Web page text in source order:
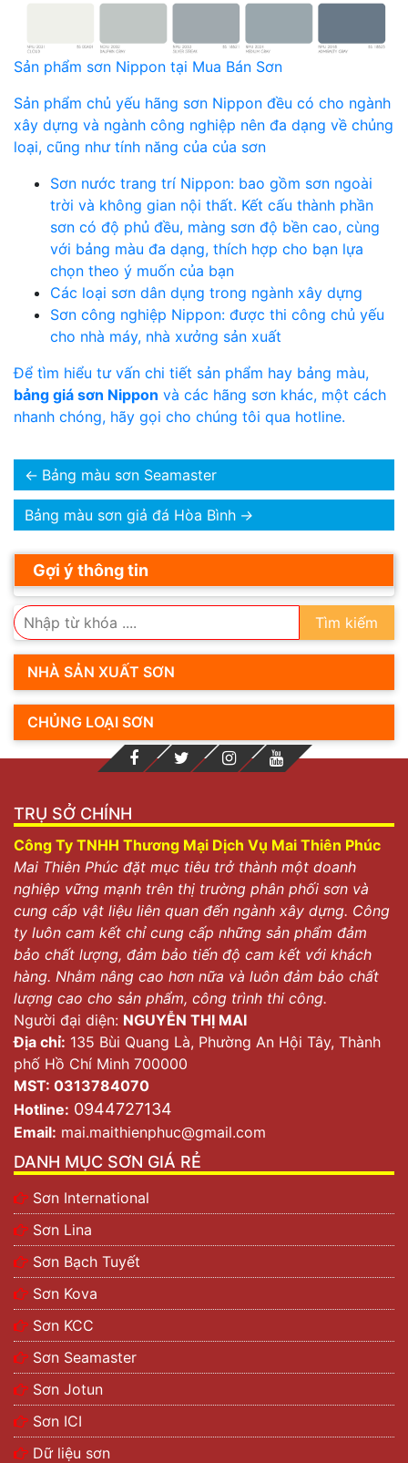
Sản phẩm sơn Nippon tại Mua Bán Sơn
Sản phẩm chủ yếu hãng sơn Nippon đều có cho ngành
xây dựng và ngành công nghiệp nên đa dạng về chủng
loại, cũng như tính năng của của sơn
Sơn nước trang trí Nippon: bao gồm sơn ngoài
trời và không gian nội thất. Kết cấu thành phần
sơn có độ phủ đều, màng sơn độ bền cao, cùng
với bảng màu đa dạng, thích hợp cho bạn lựa
chọn theo ý muốn của bạn
Các loại sơn dân dụng trong ngành xây dựng
Sơn công nghiệp Nippon: được thi công chủ yếu
cho nhà máy, nhà xưởng sản xuất
Để tìm hiểu tư vấn chi tiết sản phẩm hay bảng màu,
bảng giá sơn Nippon và các hãng sơn khác, một cách
nhanh chóng, hãy gọi cho chúng tôi qua hotline.
← Bảng màu sơn Seamaster
Bảng màu sơn giả đá Hòa Bình →
Gợi ý thông tin
Tìm kiếm
NHÀ SẢN XUẤT SƠN
CHỦNG LOẠI SƠN
TRỤ SỞ CHÍNH
Công Ty TNHH Thương Mại Dịch Vụ Mai Thiên Phúc
Mai Thiên Phúc đặt mục tiêu trở thành một doanh
nghiệp vững mạnh trên thị trường phân phối sơn và
cung cấp vật liệu liên quan đến ngành xây dựng. Công
ty luôn cam kết chỉ cung cấp những sản phẩm đảm
bảo chất lượng, đảm bảo tiến độ cam kết với khách
hàng. Nhằm nâng cao hơn nữa và luôn đảm bảo chất
lượng cao cho sản phẩm, công trình thi công.
Người đại diện: NGUYỄN THỊ MAI
Địa chỉ: 135 Bùi Quang Là, Phường An Hội Tây, Thành
phố Hồ Chí Minh 700000
MST: 0313784070
Hotline: 0944727134
Email: mai.maithienphuc@gmail.com
DANH MỤC SƠN GIÁ RẺ
Sơn International
Sơn Lina
Sơn Bạch Tuyết
Sơn Kova
Sơn KCC
Sơn Seamaster
Sơn Jotun
Sơn ICI
Dữ liệu sơn